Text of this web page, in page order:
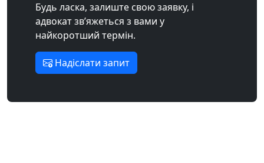
Будь ласка, залиште свою заявку, і
адвокат зв’яжеться з вами у
найкоротший термін.
Надіслати запит